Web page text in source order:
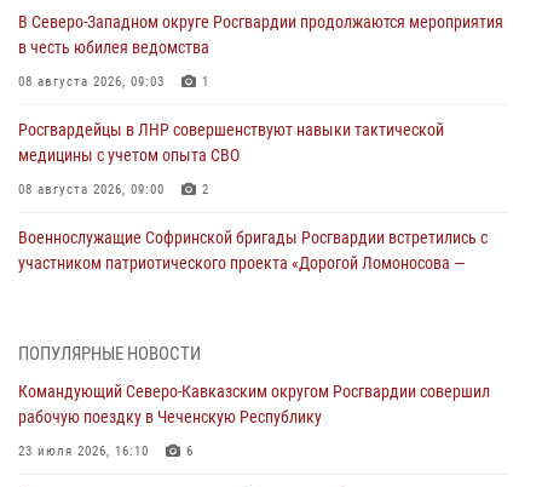
В Северо-Западном округе Росгвардии продолжаются мероприятия
в честь юбилея ведомства
08 августа 2026, 09:03 1
Росгвардейцы в ЛНР совершенствуют навыки тактической
медицины с учетом опыта СВО
08 августа 2026, 09:00 2
Военнослужащие Софринской бригады Росгвардии встретились с
участником патриотического проекта «Дорогой Ломоносова —
исполнилось 20 лет
08 августа 2026, 07:00
ПОПУЛЯРНЫЕ НОВОСТИ
Командующий Северо-Кавказским округом Росгвардии совершил
рабочую поездку в Чеченскую Республику
23 июля 2026, 16:10 6